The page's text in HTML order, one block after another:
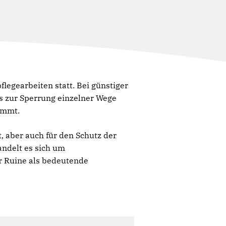
statt. Bei günstiger
zur Sperrung einzelner Wege
auch für den Schutz der
es sich um
als bedeutende